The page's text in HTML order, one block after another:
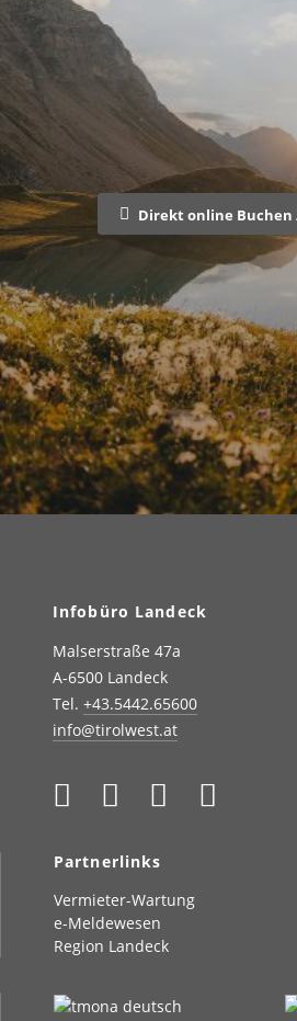
Direkt online Buchen
Infobüro Landeck
Malserstraße 47a
A-6500 Landeck
Tel. +43.5442.65600
info@tirolwest.at
Partnerlinks
Vermieter-Wartung
e-Meldewesen
Region Landeck